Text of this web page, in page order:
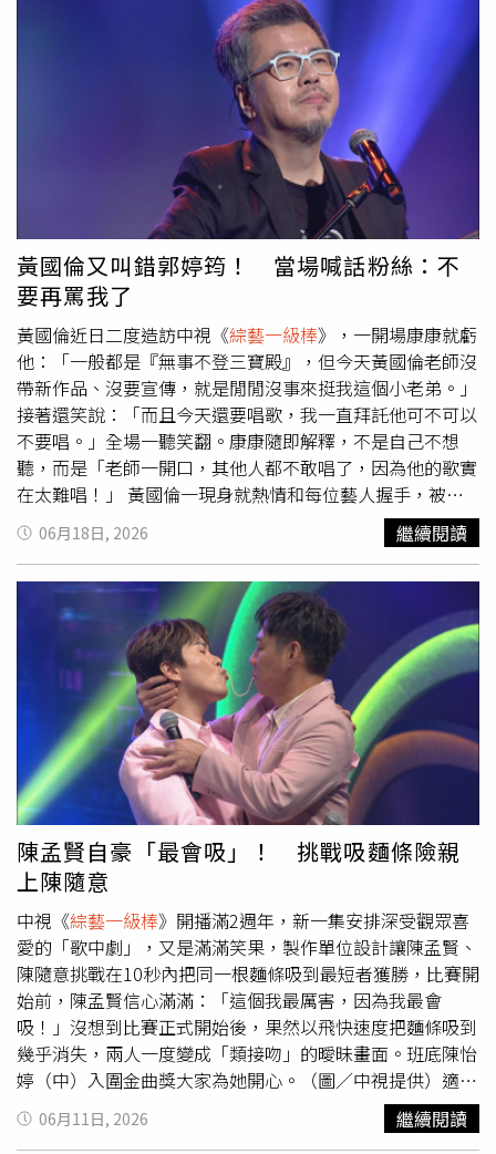
嗆：「我就嗆她，你憑什麼跟我的子森在一起。」讓全場笑
聲不斷。李子森也配合回應：「我覺得嗆得很好。」張秀卿
則嫌他不夠有綜藝效果，當場示範：「你要對她說『現在滾
出我的世界』。」最爆笑的是，當媒體追問若真要在張秀卿
與杜忻恬之間二選一會選誰時，張秀卿直接搶答：「年少不
知姊姊好，錯把忻恬當作寶。」一句神回覆讓現場瞬間笑
翻。張秀卿《辣妹駕到2演唱會》將於7月11日在大臺南會
展中心登場。（圖／蘇聖倫攝）談到即將到來的演唱會，李
子森坦言既興奮又緊張，「坦白說，站在歌后旁邊是有點小
緊張，但更多的是興奮」，他透露，過去曾以觀眾身分欣賞
張秀卿的個唱，被全場大合唱的震撼場面深深感動，如今能
從台下走到台上擔任嘉賓，自己一定會全力以赴，「襯托出
秀卿姐的辣妹氣勢」。除了李子森之外，本次演唱會還邀
來 張芸京 與 羅時豐 助陣。張秀卿透露，演唱會不僅安排首
次女女對唱橋段，更將透過AI技術讓現在的自己與年輕時的
自己隔空對話，並結合多段從未曝光的新嘗試，希望帶給歌
迷耳目一新的驚喜演出。張秀卿《辣妹駕到2演唱會》將於7
月11日在大臺南會展中心登場，門票目前持續熱賣中。
黃國倫又叫錯郭婷筠！ 當場喊話粉絲：不
要再罵我了
黃國倫近日二度造訪中視《綜藝一級棒》，一開場康康就虧
他：「一般都是『無事不登三寶殿』，但今天黃國倫老師沒
帶新作品、沒要宣傳，就是閒閒沒事來挺我這個小老弟。」
接著還笑說：「而且今天還要唱歌，我一直拜託他可不可以
不要唱。」全場一聽笑翻。康康隨即解釋，不是自己不想
聽，而是「老師一開口，其他人都不敢唱了，因為他的歌實
在太難唱！」 黃國倫一現身就熱情和每位藝人握手，被虧
「好像要選舉」，他立刻接梗笑回：「剛好今天有空。」當
許志豪問他擔任評審是否會公平、公正，黃國倫竟秒答：
「不會！」讓眾人愣住，隨後才笑說：「因為我上次來已經
受到教訓了！」原來上次錄影時，他一度點名稱讚歌手郭婷
筠，卻把名字念反說成「郭筠婷」，這次再來竟又喊錯，讓
他相當懊惱直跺腳。郭婷筠則笑說：「看來我要做個名牌給
老師。」黃國倫連忙苦笑求饒：「我被妳粉絲罵慘了，所以
一直在背妳的名字，沒想到今天還是背反了，不要再罵我
了！」郭婷筠（右）被叫錯名字，自嘲要做個名牌。（圖／
中視提供） 節目中，黃國倫深情獻唱經典創作〈我願
意〉，渾厚嗓音感動全場。他也分享這首歌的背後故事，透
露1994年時，自己寫歌四年卻始終沒有代表性成績，一度
想放棄音樂夢。某天下午，他跪下禱告，腦海中突然浮現一
句清晰的旋律與歌詞「我願意為你……」，彷彿有個聲音在
心中響起，讓他又驚又喜，立刻完成Demo，並給了當時的
王靖雯（王菲）演唱。沒想到歌曲推出後一炮而紅，不僅登
上冠軍，更成為他人生第一首冠軍主打歌。當黃國倫在節目
中演唱時，康康悄悄對許志豪說：「你看看，這就是什麼叫
大師。」認為黃國倫唱的不只是技巧，而是豐富的人生閱
歷，展現黃國倫歷經歲月淬鍊後的音樂魅力。
06月18日, 2026 繼續閱讀
陳孟賢自豪「最會吸」！ 挑戰吸麵條險親
上陳隨意
中視《綜藝一級棒》開播滿2週年，新一集安排深受觀眾喜
愛的「歌中劇」，又是滿滿笑果，製作單位設計讓陳孟賢、
陳隨意挑戰在10秒內把同一根麵條吸到最短者獲勝，比賽開
始前，陳孟賢信心滿滿：「這個我最厲害，因為我最會
吸！」沒想到比賽正式開始後，果然以飛快速度把麵條吸到
幾乎消失，兩人一度變成「類接吻」的曖昧畫面。班底陳怡
婷（中）入圍金曲獎大家為她開心。（圖／中視提供）適逢
固定班底陳怡婷憑藉專輯《三十幾》入圍第37屆金曲獎「最
佳台語女歌手獎」，主持人康康也為她開心。康康更有感而
06月11日, 2026 繼續閱讀